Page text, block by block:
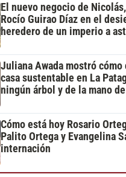
El nuevo negocio de
Rocío Guirao Díaz en el
heredero de un imperio a
Juliana Awada mostró cómo
casa sustentable en La
ningún árbol y de la mano
Cómo está hoy Rosario
Palito Ortega y Evangelina
internación